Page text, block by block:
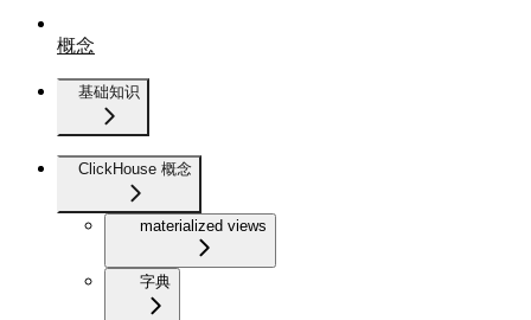
概念
基础知识
ClickHouse 概念
materialized views
字典